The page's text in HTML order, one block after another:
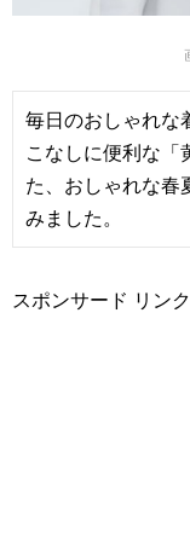
毎日のおしゃれな
こなしに便利な「
た、おしゃれな春
みました。
スポンサード リンク